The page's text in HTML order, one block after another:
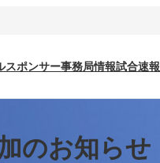
スポンサー事務局情報試合速報
のお知らせ